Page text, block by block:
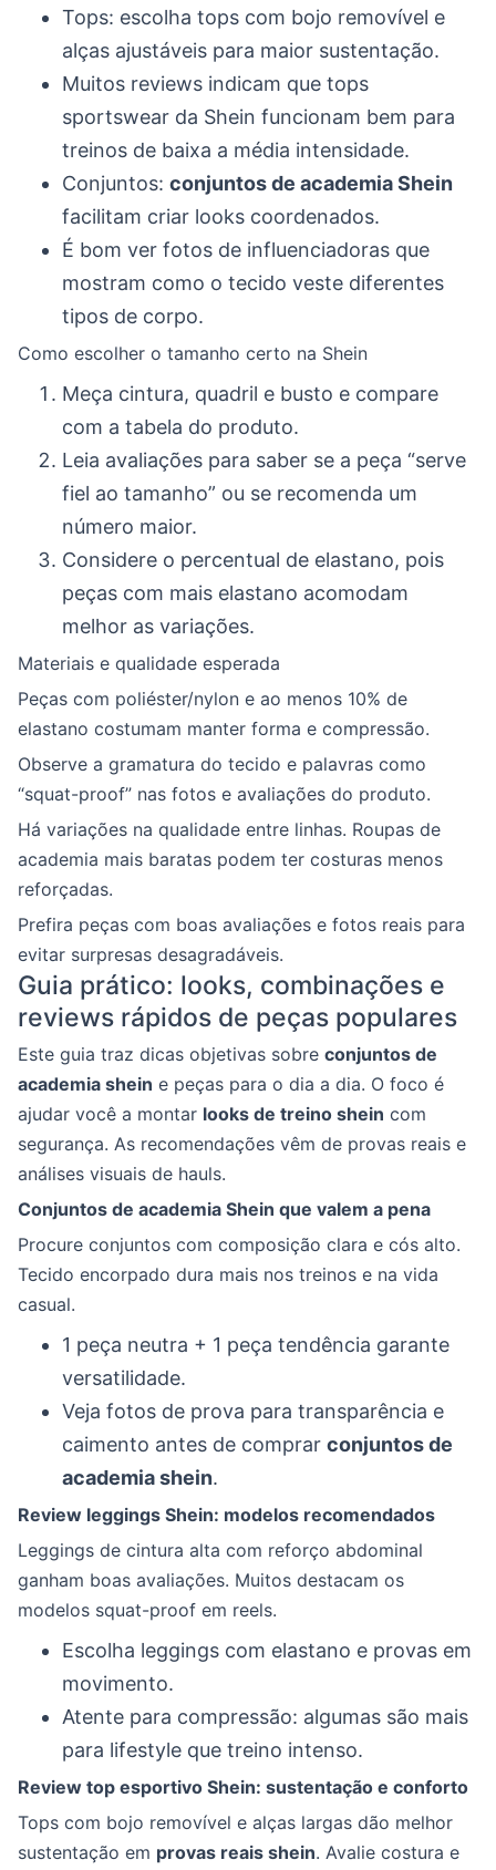
Tops: escolha tops com bojo removível e
alças ajustáveis para maior sustentação.
Muitos reviews indicam que tops
sportswear da Shein funcionam bem para
treinos de baixa a média intensidade.
Conjuntos: conjuntos de academia Shein
facilitam criar looks coordenados.
É bom ver fotos de influenciadoras que
mostram como o tecido veste diferentes
tipos de corpo.
Como escolher o tamanho certo na Shein
Meça cintura, quadril e busto e compare
com a tabela do produto.
Leia avaliações para saber se a peça “serve
fiel ao tamanho” ou se recomenda um
número maior.
Considere o percentual de elastano, pois
peças com mais elastano acomodam
melhor as variações.
Materiais e qualidade esperada
Peças com poliéster/nylon e ao menos 10% de
elastano costumam manter forma e compressão.
Observe a gramatura do tecido e palavras como
“squat-proof” nas fotos e avaliações do produto.
Há variações na qualidade entre linhas. Roupas de
academia mais baratas podem ter costuras menos
reforçadas.
Prefira peças com boas avaliações e fotos reais para
evitar surpresas desagradáveis.
Guia prático: looks, combinações e
reviews rápidos de peças populares
Este guia traz dicas objetivas sobre conjuntos de
academia shein e peças para o dia a dia. O foco é
ajudar você a montar looks de treino shein com
segurança. As recomendações vêm de provas reais e
análises visuais de hauls.
Conjuntos de academia Shein que valem a pena
Procure conjuntos com composição clara e cós alto.
Tecido encorpado dura mais nos treinos e na vida
casual.
1 peça neutra + 1 peça tendência garante
versatilidade.
Veja fotos de prova para transparência e
caimento antes de comprar conjuntos de
academia shein.
Review leggings Shein: modelos recomendados
Leggings de cintura alta com reforço abdominal
ganham boas avaliações. Muitos destacam os
modelos squat-proof em reels.
Escolha leggings com elastano e provas em
movimento.
Atente para compressão: algumas são mais
para lifestyle que treino intenso.
Review top esportivo Shein: sustentação e conforto
Tops com bojo removível e alças largas dão melhor
sustentação em provas reais shein. Avalie costura e